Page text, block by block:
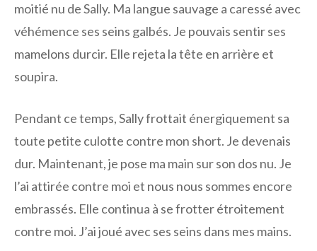
moitié nu de Sally. Ma langue sauvage a caressé avec
véhémence ses seins galbés. Je pouvais sentir ses
mamelons durcir. Elle rejeta la tête en arrière et
soupira.
Pendant ce temps, Sally frottait énergiquement sa
toute petite culotte contre mon short. Je devenais
dur. Maintenant, je pose ma main sur son dos nu. Je
l’ai attirée contre moi et nous nous sommes encore
embrassés. Elle continua à se frotter étroitement
contre moi. J’ai joué avec ses seins dans mes mains.